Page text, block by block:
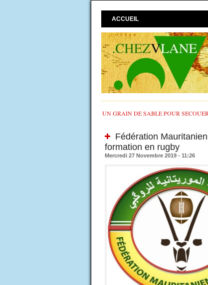
ACCUEIL
UN GRAIN DE SABLE POUR
Fédération
formation en rugby
Mercredi 27 Novembre 2019 - 11:26